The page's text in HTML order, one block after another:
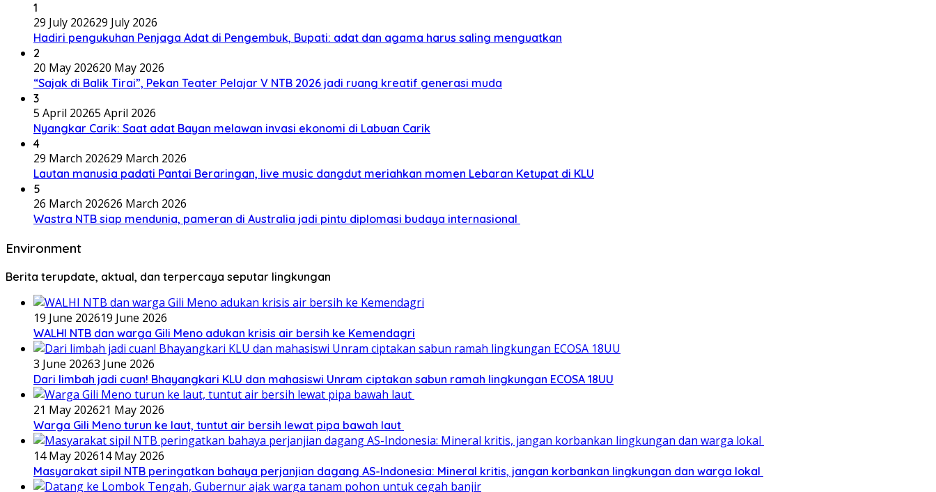
1
29 July 202629 July 2026
Hadiri pengukuhan Penjaga Adat di Pengembuk, Bupati: adat dan agama harus saling menguatkan
2
20 May 202620 May 2026
“Sajak di Balik Tirai”, Pekan Teater Pelajar V NTB 2026 jadi ruang kreatif generasi muda
3
5 April 20265 April 2026
Nyangkar Carik: Saat adat Bayan melawan invasi ekonomi di Labuan Carik
4
29 March 202629 March 2026
Lautan manusia padati Pantai Beraringan, live music dangdut meriahkan momen Lebaran Ketupat di KLU
5
26 March 202626 March 2026
Wastra NTB siap mendunia, pameran di Australia jadi pintu diplomasi budaya internasional
Environment
Berita terupdate, aktual, dan terpercaya seputar lingkungan
19 June 202619 June 2026
WALHI NTB dan warga Gili Meno adukan krisis air bersih ke Kemendagri
3 June 20263 June 2026
Dari limbah jadi cuan! Bhayangkari KLU dan mahasiswi Unram ciptakan sabun ramah lingkungan ECOSA 18UU
21 May 202621 May 2026
Warga Gili Meno turun ke laut, tuntut air bersih lewat pipa bawah laut
14 May 202614 May 2026
Masyarakat sipil NTB peringatkan bahaya perjanjian dagang AS-Indonesia: Mineral kritis, jangan korbankan lingkungan dan warga lokal